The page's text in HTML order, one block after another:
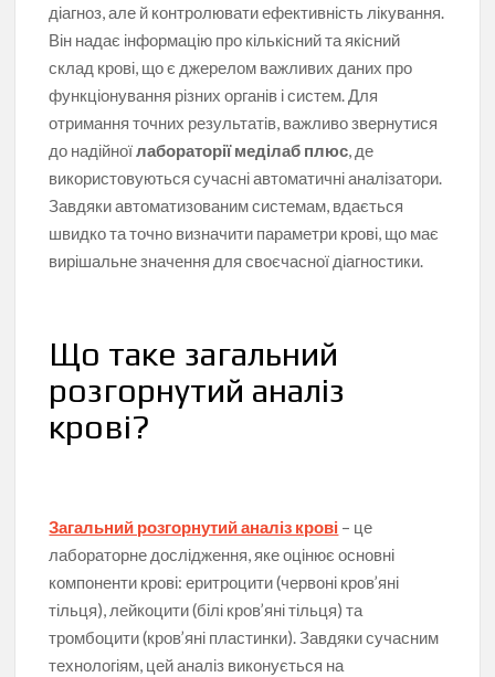
діагноз, але й контролювати ефективність лікування.
Він надає інформацію про кількісний та якісний
склад крові, що є джерелом важливих даних про
функціонування різних органів і систем. Для
отримання точних результатів, важливо звернутися
до надійноїлабораторії меділаб плюс, де
використовуються сучасні автоматичні аналізатори.
Завдяки автоматизованим системам, вдається
швидко та точно визначити параметри крові, що має
вирішальне значення для своєчасної діагностики.
Що таке загальний
розгорнутий аналіз
крові?
Загальний розгорнутий аналіз крові – це
лабораторне дослідження, яке оцінює основні
компоненти крові: еритроцити (червоні кров’яні
тільця), лейкоцити (білі кров’яні тільця) та
тромбоцити (кров’яні пластинки). Завдяки сучасним
технологіям, цей аналіз виконується на